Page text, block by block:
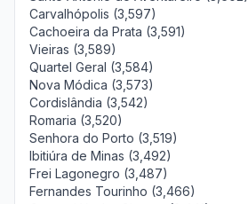
Carvalhópolis (3,597)
Cachoeira da Prata (3,591)
Vieiras (3,589)
Quartel Geral (3,584)
Nova Módica (3,573)
Cordislândia (3,542)
Romaria (3,520)
Senhora do Porto (3,519)
Ibitiúra de Minas (3,492)
Frei Lagonegro (3,487)
Fernandes Tourinho (3,466)